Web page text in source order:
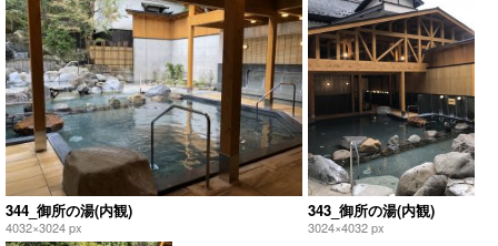
344_御所の湯(内観)
4032×3024 px
343_御所の湯(内観)
3024×4032 px